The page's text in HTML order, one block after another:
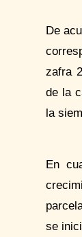
De
zafra
de la
la
En
se